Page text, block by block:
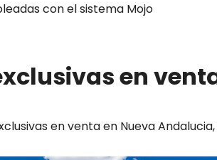
con el sistema Mojo
en
en venta en Nueva